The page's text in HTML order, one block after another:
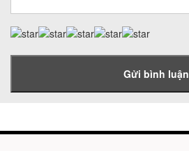
Gửi bình luận